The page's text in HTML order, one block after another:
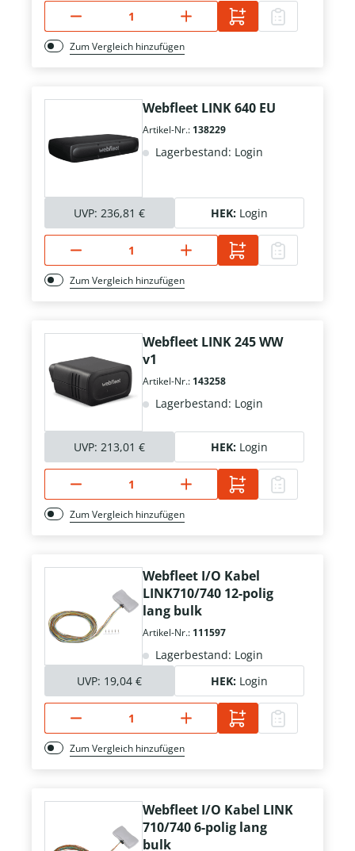
Zum Vergleich hinzufügen
Webfleet LINK 640 EU
Artikel-Nr.: 138229
Lagerbestand: Login
UVP: 236,81 € HEK: Login
Zum Vergleich hinzufügen
Webfleet LINK 245 WW
v1
Artikel-Nr.: 143258
Lagerbestand: Login
UVP: 213,01 € HEK: Login
Zum Vergleich hinzufügen
Webfleet I/O Kabel
LINK710/740 12-polig
lang bulk
Artikel-Nr.: 111597
Lagerbestand: Login
UVP: 19,04 € HEK: Login
Zum Vergleich hinzufügen
Webfleet I/O Kabel LINK
710/740 6-polig lang
bulk